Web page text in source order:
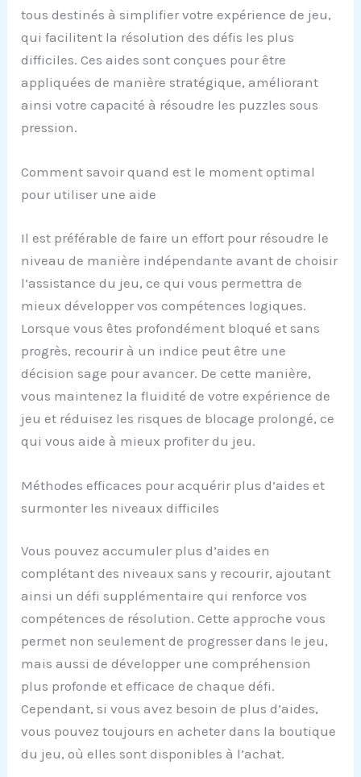
tous destinés à simplifier votre expérience de jeu,
qui facilitent la résolution des défis les plus
difficiles. Ces aides sont conçues pour être
appliquées de manière stratégique, améliorant
ainsi votre capacité à résoudre les puzzles sous
pression.
Comment savoir quand est le moment optimal
pour utiliser une aide
Il est préférable de faire un effort pour résoudre le
niveau de manière indépendante avant de choisir
l’assistance du jeu, ce qui vous permettra de
mieux développer vos compétences logiques.
Lorsque vous êtes profondément bloqué et sans
progrès, recourir à un indice peut être une
décision sage pour avancer. De cette manière,
vous maintenez la fluidité de votre expérience de
jeu et réduisez les risques de blocage prolongé, ce
qui vous aide à mieux profiter du jeu.
Méthodes efficaces pour acquérir plus d’aides et
surmonter les niveaux difficiles
Vous pouvez accumuler plus d’aides en
complétant des niveaux sans y recourir, ajoutant
ainsi un défi supplémentaire qui renforce vos
compétences de résolution. Cette approche vous
permet non seulement de progresser dans le jeu,
mais aussi de développer une compréhension
plus profonde et efficace de chaque défi.
Cependant, si vous avez besoin de plus d’aides,
vous pouvez toujours en acheter dans la boutique
du jeu, où elles sont disponibles à l’achat.